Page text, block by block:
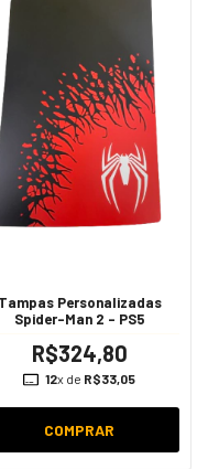
Tampas Personalizadas
Spider-Man 2 - PS5
R$324,80
12x de R$33,05
COMPRAR